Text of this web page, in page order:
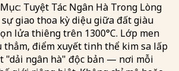
Tuyệt Tác Ngân Hà Trong Lòng
sự giao thoa kỳ diệu giữa đất giàu
lửa thiêng trên 1300°C. Lớp men
thẳm, điểm xuyết tinh thể kim sa lấp
"dải ngân hà" độc bản — nơi mỗi